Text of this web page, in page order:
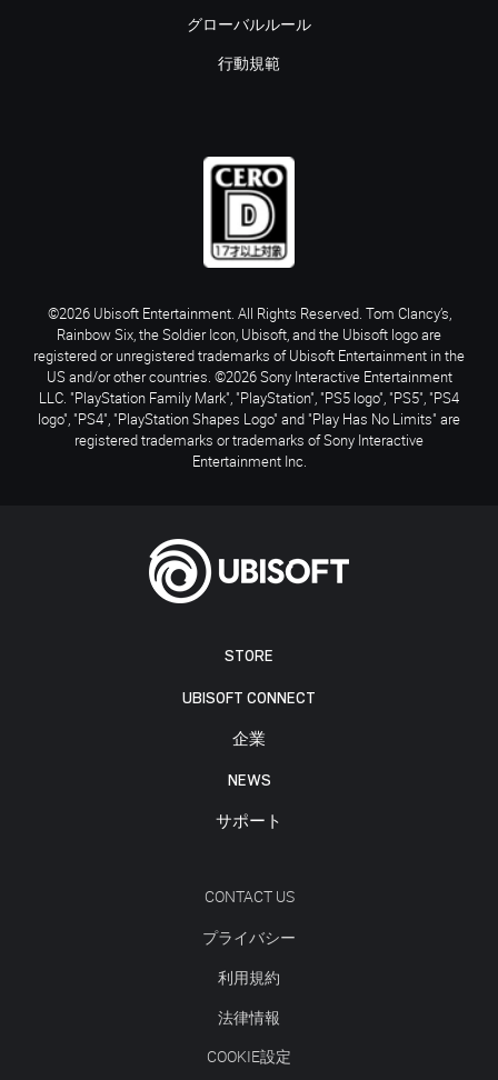
STORE
UBISOFT CONNECT
企業
NEWS
サポート
CONTACT US
プライバシー
利用規約
法律情報
COOKIE設定
グローバルルール
行動規範
©2026 Ubisoft Entertainment. All Rights Reserved. Tom Clancy’s,
Rainbow Six, the Soldier Icon, Ubisoft, and the Ubisoft logo are
registered or unregistered trademarks of Ubisoft Entertainment in the
US and/or other countries. ©2026 Sony Interactive Entertainment
LLC. "PlayStation Family Mark", "PlayStation", "PS5 logo", "PS5", "PS4
logo", "PS4", "PlayStation Shapes Logo" and "Play Has No Limits" are
registered trademarks or trademarks of Sony Interactive
Entertainment Inc.